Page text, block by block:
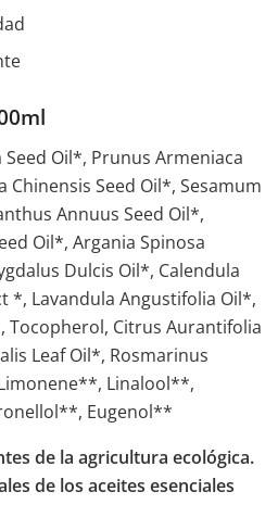
Oil*, Prunus Armeniaca
Chinensis Seed Oil*, Sesamum
Annuus Seed Oil*,
Oil*, Argania Spinosa
Dulcis Oil*, Calendula
*, Lavandula Angustifolia Oil*,
Tocopherol, Citrus Aurantifolia
Leaf Oil*, Rosmarinus
Linalool**,
Eugenol**
de la agricultura ecológica.
de los aceites esenciales